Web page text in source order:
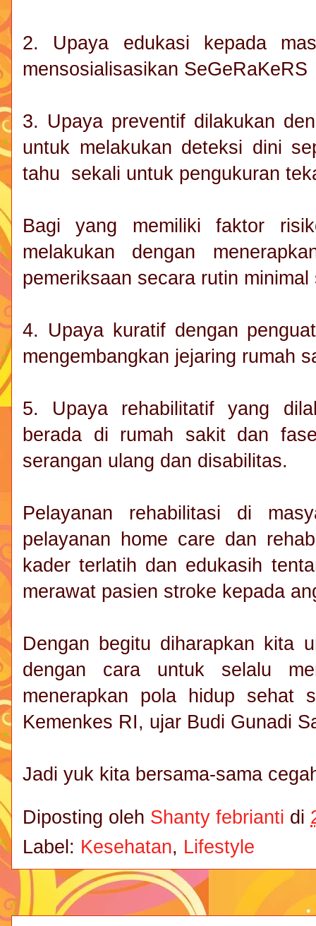
2. Upaya edukasi kepada
mensosialisasikan SeGeRaKeRS
3. Upaya preventif dilakukan
untuk melakukan deteksi dini
tahu sekali untuk pengukuran
Bagi yang memiliki faktor
melakukan dengan
pemeriksaan secara rutin
4. Upaya kuratif dengan
mengembangkan jejaring rumah
5. Upaya rehabilitatif yang
berada di rumah sakit dan
serangan ulang dan disabilitas.
Pelayanan rehabilitasi di
pelayanan home care dan
kader terlatih dan edukasih
merawat pasien stroke kepada
Dengan begitu diharapkan kita
dengan cara untuk selalu
menerapkan pola hidup sehat
Kemenkes RI, ujar Budi Gunadi
Jadi yuk kita bersama-sama
Diposting oleh Shanty febrianti di
Label: Kesehatan, Lifestyle